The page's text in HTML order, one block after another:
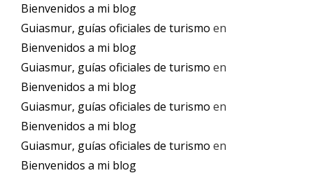
Bienvenidos a mi blog
Guiasmur, guías oficiales de turismo en
Bienvenidos a mi blog
Guiasmur, guías oficiales de turismo en
Bienvenidos a mi blog
Guiasmur, guías oficiales de turismo en
Bienvenidos a mi blog
Guiasmur, guías oficiales de turismo en
Bienvenidos a mi blog